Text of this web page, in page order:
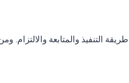
التنفيذ والمتابعة والالتزام.